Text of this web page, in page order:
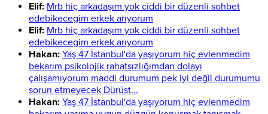
Elif: Mrb hiç arkadaşım yok ciddi bir düzenli sohbet
edebikecegim erkek arıyorum
Elif: Mrb hiç arkadaşım yok ciddi bir düzenli sohbet
edebikecegim erkek arıyorum
Hakan: Yaş 47 İstanbul'da yaşıyorum hiç evlenmedim
bekarım psikolojik rahatsızlığımdan dolayı
çalışamıyorum maddi durumum pek iyi değil durumumu
sorun etmeyecek Dürüst...
Hakan: Yaş 47 İstanbul'da yaşıyorum hiç evlenmedim